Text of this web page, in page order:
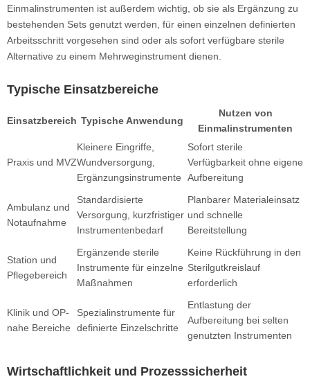
Einmalinstrumenten ist außerdem wichtig, ob sie als Ergänzung zu
bestehenden Sets genutzt werden, für einen einzelnen definierten
Arbeitsschritt vorgesehen sind oder als sofort verfügbare sterile
Alternative zu einem Mehrweginstrument dienen.
Typische Einsatzbereiche
Einsatzbereich Typische Anwendung
Nutzen von
Einmalinstrumenten
Praxis und MVZ
Kleinere Eingriffe,
Wundversorgung,
Ergänzungsinstrumente
Sofort sterile
Verfügbarkeit ohne eigene
Aufbereitung
Ambulanz und
Notaufnahme
Standardisierte
Versorgung, kurzfristiger
Instrumentenbedarf
Planbarer Materialeinsatz
und schnelle
Bereitstellung
Station und
Pflegebereich
Ergänzende sterile
Instrumente für einzelne
Maßnahmen
Keine Rückführung in den
Sterilgutkreislauf
erforderlich
Klinik und OP-
nahe Bereiche
Spezialinstrumente für
definierte Einzelschritte
Entlastung der
Aufbereitung bei selten
genutzten Instrumenten
Wirtschaftlichkeit und Prozesssicherheit